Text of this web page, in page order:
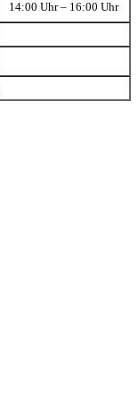
14:00 Uhr – 16:00 Uhr